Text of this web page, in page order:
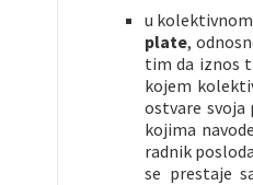
u
plate,
tim da iznos
kojem
ostvare svoja
kojima
radnik
se prestaje